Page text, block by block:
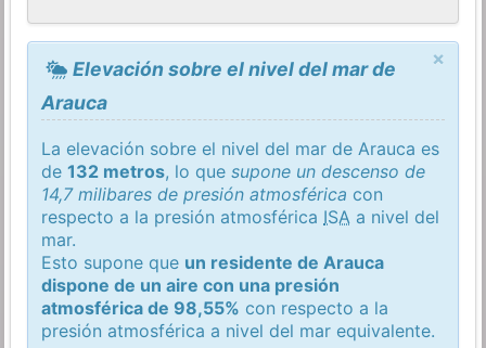
×
Elevación sobre el nivel del mar de
Arauca
La elevación sobre el nivel del mar de Arauca es
de132 metros, lo quesupone un descenso de
14,7 milibares de presión atmosférica con
respecto a la presión atmosférica ISA a nivel del
mar.
Esto supone que un residente de Arauca
dispone de un aire con una presión
atmosférica de 98,55% con respecto a la
presión atmosférica a nivel del mar equivalente.